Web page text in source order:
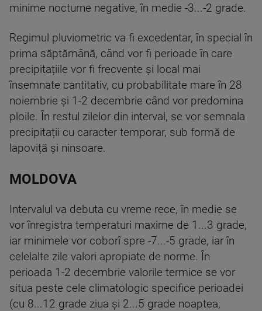
minime nocturne negative, în medie -3...-2 grade.
Regimul pluviometric va fi excedentar, în special în
prima săptămână, când vor fi perioade în care
precipitațiile vor fi frecvente și local mai
însemnate cantitativ, cu probabilitate mare în 28
noiembrie și 1-2 decembrie când vor predomina
ploile. În restul zilelor din interval, se vor semnala
precipitații cu caracter temporar, sub formă de
lapoviță și ninsoare.
MOLDOVA
Intervalul va debuta cu vreme rece, în medie se
vor înregistra temperaturi maxime de 1...3 grade,
iar minimele vor coborî spre -7...-5 grade, iar în
celelalte zile valori apropiate de norme. În
perioada 1-2 decembrie valorile termice se vor
situa peste cele climatologic specifice perioadei
(cu 8...12 grade ziua și 2...5 grade noaptea,